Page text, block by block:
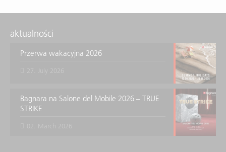
aktualności
Przerwa wakacyjna 2026
Bagnara na Salone del Mobile 2026 – TRUE
STRIKE